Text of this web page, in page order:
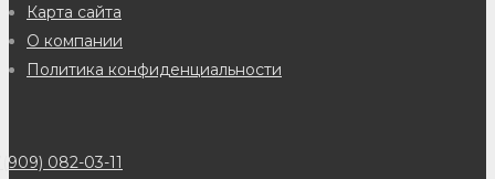
Карта сайта
О компании
Политика конфиденциальности
082-03-11